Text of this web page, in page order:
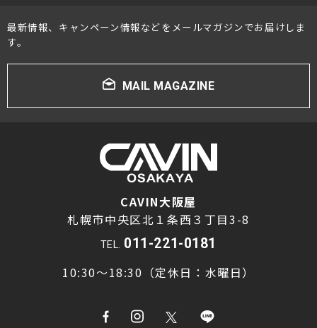
プロジェクター・スクリーン
サウンドバー・アンプ内蔵型スピーカー
最新情報、キャンペーン情報などをメールマガジンでお届けしま
す。
MAIL MAGAZINE
CAVIN大阪屋
札幌市中央区北１条西３丁目3-8
TEL. 011-221-0181
10:30～18:30（定休日：水曜日）